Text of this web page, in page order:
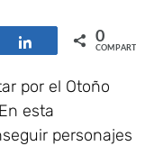
Compartir0
COMPARTIR
por el Otoño
esta
personajes